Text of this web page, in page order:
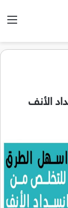
الأنف